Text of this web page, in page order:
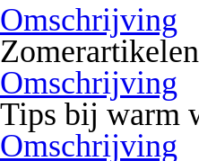
Omschrijving
Zomerartikelen
Omschrijving
Tips bij warm
Omschrijving